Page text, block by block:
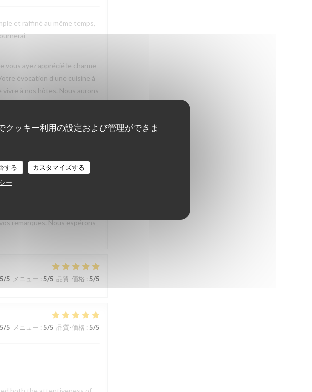
ッキー利用の設定および管理ができま
する
カスタマイズする
ー
et raffiné au même temps,
vous ayez apprécié le charme
évocation d’une cuisine à
à nos hôtes. Nous aurons
le menu pour les enfants.
heureux que vous ayez
remarques. Nous espérons
5/5 メニュー : 5/5 品質-価格 : 5/5
5/5 メニュー : 5/5 品質-価格 : 5/5